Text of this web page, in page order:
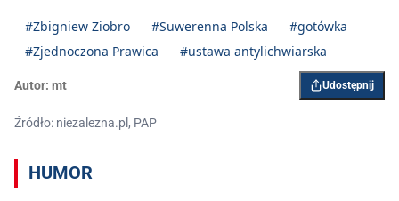
#Zbigniew Ziobro #Suwerenna Polska
#gotówka
#Zjednoczona Prawica
#ustawa antylichwiarska
Autor: mt Udostępnij
Źródło: niezalezna.pl, PAP
HUMOR